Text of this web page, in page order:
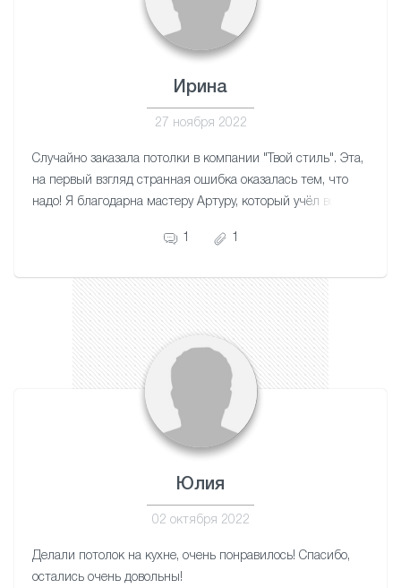
Ирина
27 ноября 2022
Случайно заказала потолки в компании "Твой стиль". Эта,
на первый взгляд странная ошибка оказалась тем, что
надо! Я благодарна мастеру Артуру, который учёл все
1 1
Юлия
02 октября 2022
Делали потолок на кухне, очень понравилось! Спасибо,
остались очень довольны!